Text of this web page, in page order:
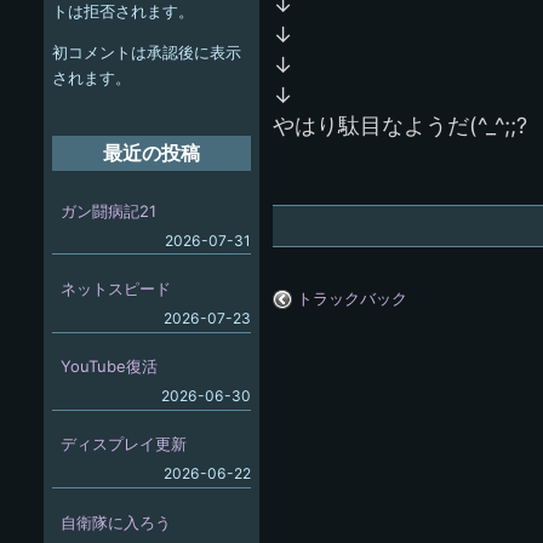
↓
↓
↓
やはり駄目なようだ(^_^;;?
トラックバック
トは拒否されます。
初コメントは承認後に表示
されます。
最近の投稿
ガン闘病記21
2026-07-31
ネットスピード
2026-07-23
YouTube復活
2026-06-30
ディスプレイ更新
2026-06-22
自衛隊に入ろう